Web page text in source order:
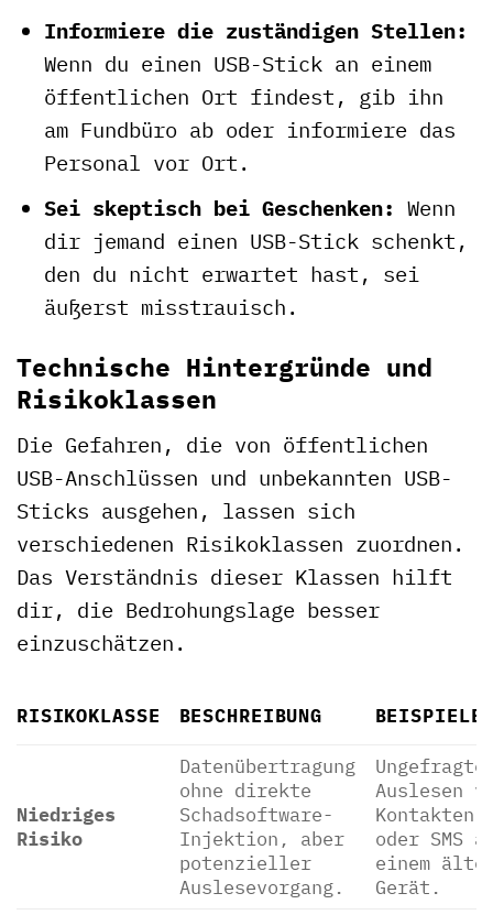
Informiere die zuständigen Stellen:
Wenn du einen USB-Stick an einem
öffentlichen Ort findest, gib ihn
am Fundbüro ab oder informiere das
Personal vor Ort.
Sei skeptisch bei Geschenken: Wenn
dir jemand einen USB-Stick schenkt,
den du nicht erwartet hast, sei
äußerst misstrauisch.
Technische Hintergründe und
Risikoklassen
Die Gefahren, die von öffentlichen
USB-Anschlüssen und unbekannten USB-
Sticks ausgehen, lassen sich
verschiedenen Risikoklassen zuordnen.
Das Verständnis dieser Klassen hilft
dir, die Bedrohungslage besser
einzuschätzen.
RISIKOKLASSE BESCHREIBUNG BEISPIELE
Niedriges
Risiko
Datenübertragung
ohne direkte
Schadsoftware-
Injektion, aber
potenzieller
Auslesevorgang.
Auslesen
Kontakten
oder SMS
einem
Gerät.